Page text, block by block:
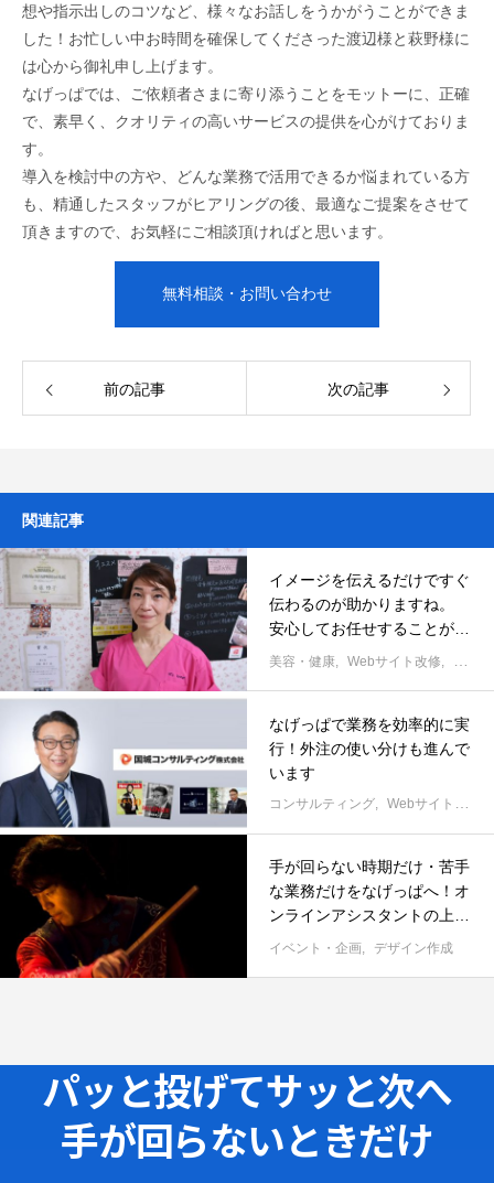
想や指示出しのコツなど、様々なお話しをうかがうことができま
した！お忙しい中お時間を確保してくださった渡辺様と萩野様に
は心から御礼申し上げます。
なげっぱでは、ご依頼者さまに寄り添うことをモットーに、正確
で、素早く、クオリティの高いサービスの提供を心がけておりま
す。
導入を検討中の方や、どんな業務で活用できるか悩まれている方
も、精通したスタッフがヒアリングの後、最適なご提案をさせて
頂きますので、お気軽にご相談頂ければと思います。
無料相談・お問い合わせ
前の記事 次の記事
関連記事
イメージを伝えるだけですぐ
伝わるのが助かりますね。
安心してお任せすることがで
きています。
美容・健康 Webサイト改修
なげっぱで業務を効率的に実
行！外注の使い分けも進んで
います
コンサルティング Webサイト改修
手が回らない時期だけ・苦手
な業務だけをなげっぱへ！オ
ンラインアシスタントの上手
な短期的活用法
イベント・企画 デザイン作成
パッと投げてサッと次へ
手が回らないときだけ